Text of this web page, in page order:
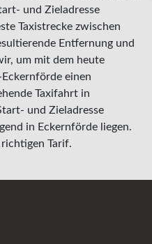
und Zieladresse
Taxistrecke zwischen
Entfernung und
um mit dem heute
einen
Taxifahrt in
und Zieladresse
in Eckernförde liegen.
Tarif.